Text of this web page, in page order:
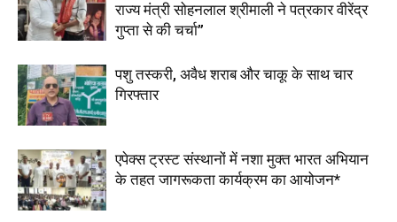
राज्य मंत्री सोहनलाल श्रीमाली ने पत्रकार वीरेंद्र
गुप्ता से की चर्चा”
पशु तस्करी, अवैध शराब और चाकू के साथ चार
गिरफ्तार
एपेक्स ट्रस्ट संस्थानों में नशा मुक्त भारत अभियान
के तहत जागरूकता कार्यक्रम का आयोजन*